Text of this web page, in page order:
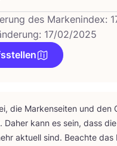
des Markenindex:
17/02/2025
die Mar­ken­sei­ten und den
Daher kann es sein, dass
aktu­ell sind. Beach­te das